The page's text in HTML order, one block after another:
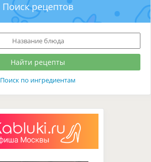
Поиск рецептов
Поиск по ингредиентам